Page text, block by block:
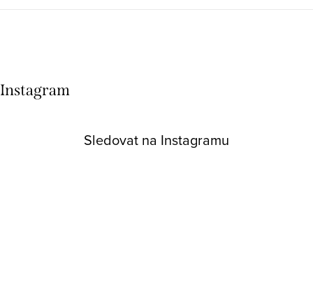
Instagram
Sledovat na Instagramu